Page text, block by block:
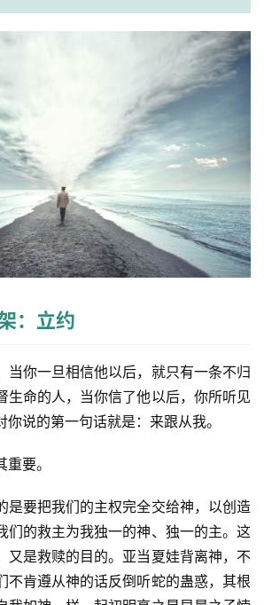
：立约
当你一旦相信他以后，就只有一条不归
生命的人，当你信了他以后，你所听见
说的第一句话就是：来跟从我。
要。
是要把我们的主权完全交给神，以创造
们的救主为我独一的神、独一的主。这
又是救赎的目的。亚当夏娃背离神，不
不肯遵从神的话反倒听蛇的蛊惑，其根